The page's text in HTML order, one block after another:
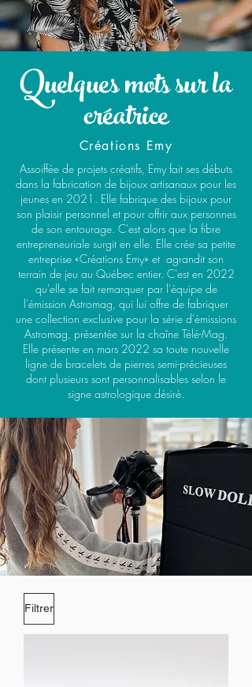
Quelques mots sur la
créatrice
Créations Emy
Assoiffée de projets créatifs, Emy fait ses débuts
dans la fabrication de bijoux artisanaux pour les
jeunes en 2021. Elle fabrique des bijoux pour
son plaisir personnel et pour offrir aux personnes
de son entourage. C'est alors que la fibre
entrepreneuriale surgit en elle. Elle crée sa petite
entreprise «Créations Emy» et agrandit son
terrain de jeu au Québec entier. C'est en 2022
qu'elle se fait remarquer par l'équipe de
l'émission Astromag, qui lui offre de fabriquer
une collection exclusive pour la série d'émissions
Astromag, présentée sur la chaîne Télé-Mag.
Elle présente en mars 2022 sa toute nouvelle
ligne de bracelets de pierres semi-précieuses
dont plusieurs sont personnalisables selon le
signe astrologique désiré.
Filtrer